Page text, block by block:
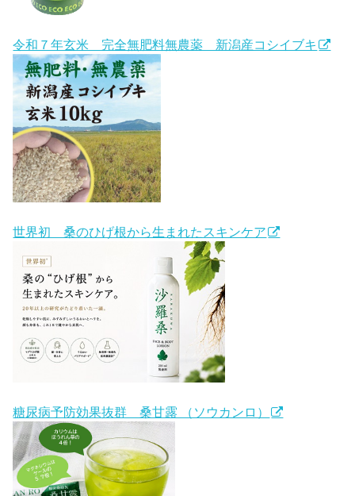
令和７年玄米 完全無肥料無農薬 新潟産コシイブキ
世界初 桑のひげ根から生まれたスキンケア
糖尿病予防効果抜群 桑甘露 （ソウカンロ）